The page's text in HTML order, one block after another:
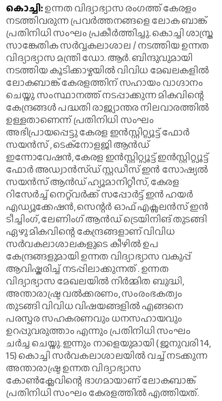
കൊച്ചി:ഉന്നത വിദ്യാഭ്യാസ രംഗത്ത് കേരളം
നടത്തിവരുന്ന പ്രവർത്തനങ്ങളെ ലോക ബാങ്ക്
പ്രതിനിധി സംഘം പ്രകീർത്തിച്ചു. കൊച്ചി ശാസ്ത്ര
സാങ്കേതിക സർവ്വകലാശാല / നടത്തിയ ഉന്നത
വിദ്യാഭ്യാസ മന്ത്രി ഡോ. ആർ. ബിന്ദുവുമായി
നടത്തിയ കൂടിക്കാഴ്ചയിൽ വിവിധ മേഖലകളിൽ
ലോകബാങ്ക് കേരളത്തിന് സഹായം വാഗ്ദാനം
ചെയ്തു. സംസ്ഥാനത്ത് നടപ്പാക്കുന്ന മികവിന്റെ
കേന്ദ്രങ്ങൾ പദ്ധതി രാജ്യാന്തര നിലവാരത്തിൽ
ഉള്ളതാണെന്ന് പ്രതിനിധി സംഘം
അഭിപ്രായപ്പെട്ടു കേരള ഇൻസ്റ്റിറ്റ്യൂട്ട് ഫോർ
സയൻസ് , ടെക്നോളജി ആൻഡ്
ഇന്നോവേഷൻ, കേരള ഇൻസ്റ്റിറ്റ്യൂട്ട് ഇൻസ്റ്റിറ്റ്യൂട്ട്
ഫോർ അഡ്വാൻസ്ഡ് സ്റ്റഡീസ് ഇൻ സോഷ്യൽ
സയൻസ് ആൻഡ് ഹ്യൂമാനിറ്റീസ്, കേരള
റിസേർച്ച് നെറ്റ്‌വർക്ക് സപ്പോർട്ട് ഇൻ ഹയർ
എഡ്യൂക്കേഷൻ, സെന്റർ ഓഫ് എക്സലൻസ് ഇൻ
ടീച്ചിംഗ്, ലേണിംഗ് ആൻഡ് ട്രെയിനിങ് തുടങ്ങി
ഏഴു മികവിന്റെ കേന്ദ്രങ്ങളാണ് വിവിധ
സർവകലാശാലകളുടെ കീഴിൽ ഉപ
കേന്ദ്രങ്ങളുമായി ഉന്നത വിദ്യാഭ്യാസ വകുപ്പ്
ആവിഷ്കരിച്ച് നടപ്പിലാക്കുന്നത് . ഉന്നത
വിദ്യാഭ്യാസ മേഖലയിൽ നിർമ്മിത ബുദ്ധി,
അന്താരാഷ്ട്ര വൽക്കരണം, സംരംഭകത്വം
തുടങ്ങി വിവിധ വിഷയങ്ങളിൽ എങ്ങനെ
പരസ്പര സഹകരണവും ധനസഹായവും
ഉറപ്പുവരുത്താം എന്നും പ്രതിനിധി സംഘം
ചർച്ച ചെയ്തു. ഇന്നും നാളെയുമായി ( ജനുവരി 14,
15) കൊച്ചി സർവകലാശാലയിൽ വച്ച് നടക്കുന്ന
അന്താരാഷ്ട്ര ഉന്നത വിദ്യാഭ്യാസ
കോൺക്ലേവിന്റെ ഭാഗമായാണ് ലോകബാങ്ക്
പ്രതിനിധി സംഘം കേരളത്തിൽ എത്തിയത്.